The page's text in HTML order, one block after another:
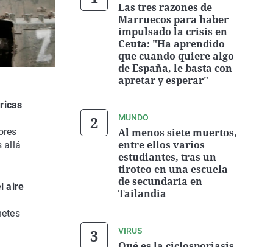
allá
aire
Las tres razones de
Marruecos para haber
impulsado la crisis en
Ceuta: "Ha aprendido
que cuando quiere algo
de España, le basta con
apretar y esperar"
MUNDO
Al menos siete muertos,
entre ellos varios
estudiantes, tras un
tiroteo en una escuela
de secundaria en
Tailandia
VIRUS